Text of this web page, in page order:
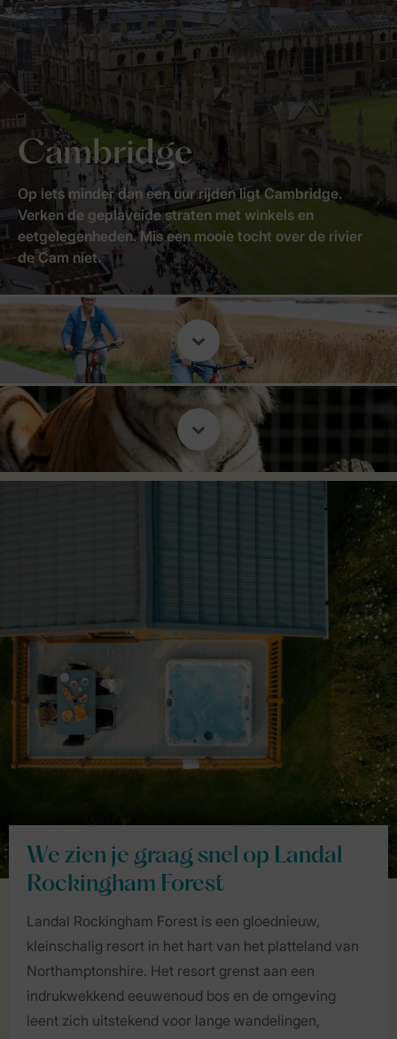
Cambridge
Op iets minder dan een uur rijden ligt Cambridge.
Verken de geplaveide straten met winkels en
eetgelegenheden. Mis een mooie tocht over de rivier
de Cam niet.
We zien je graag snel op Landal
Rockingham Forest
Landal Rockingham Forest is een gloednieuw,
kleinschalig resort in het hart van het platteland van
Northamptonshire. Het resort grenst aan een
indrukwekkend eeuwenoud bos en de omgeving
leent zich uitstekend voor lange wandelingen,